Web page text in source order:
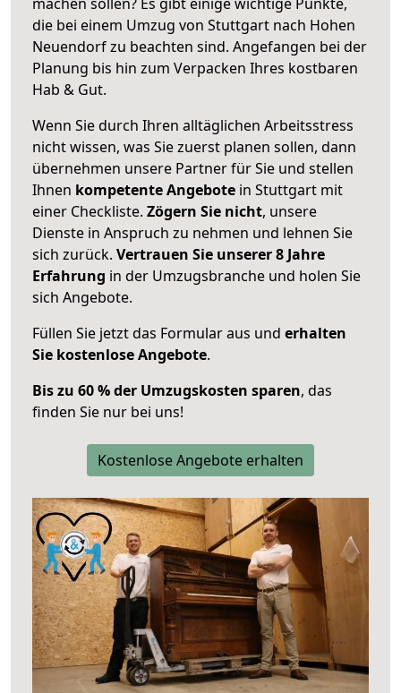
die bei einem Umzug von Stuttgart nach Hohen
Neuendorf zu beachten sind. Angefangen bei der
Planung bis hin zum Verpacken Ihres kostbaren
Hab & Gut.
Wenn Sie durch Ihren alltäglichen Arbeitsstress
nicht wissen, was Sie zuerst planen sollen, dann
übernehmen unsere Partner für Sie und stellen
Ihnen kompetente Angebote in Stuttgart mit
einer Checkliste. Zögern Sie nicht, unsere
Dienste in Anspruch zu nehmen und lehnen Sie
sich zurück. Vertrauen Sie unserer 8 Jahre
Erfahrung in der Umzugsbranche und holen Sie
sich Angebote.
Füllen Sie jetzt das Formular aus und erhalten
Sie kostenlose Angebote.
Bis zu 60 % der Umzugskosten sparen, das
finden Sie nur bei uns!
Kostenlose Angebote erhalten